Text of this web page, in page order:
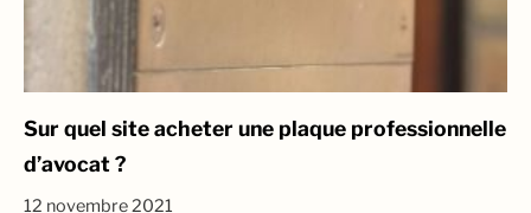
Sur quel site acheter une plaque professionnelle
d’avocat ?
12 novembre 2021